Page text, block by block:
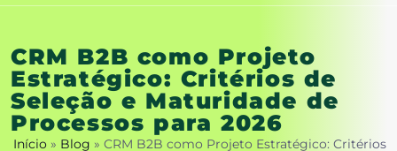
CRM B2B como Projeto
Estratégico: Critérios de
Seleção e Maturidade de
Processos para 2026
Início » Blog » CRM B2B como Projeto Estratégico: Critérios